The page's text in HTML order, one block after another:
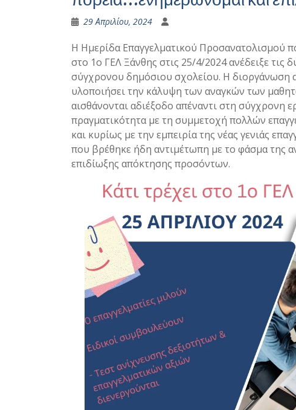
29 Απριλίου, 2024
Η Ημερίδα Επαγγελματικού Προσανατολισμού
στο 1ο ΓΕΛ Ξάνθης στις 25/4/2024 ανέδειξε τις
σύγχρονου δημόσιου σχολείου. Η διοργάνωση
υλοποιήσει την κάλυψη των αναγκών των
αισθάνονται αδιέξοδο απέναντι στη σύγχρονη
πραγματικότητα με τη συμμετοχή πολλών
και κυρίως με την εμπειρία της νέας γενιάς
που βρέθηκε ήδη αντιμέτωπη με το φάσμα της
επιδίωξης απόκτησης προσόντων.